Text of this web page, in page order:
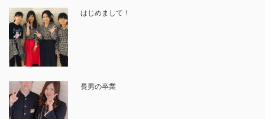
はじめまして！
長男の卒業